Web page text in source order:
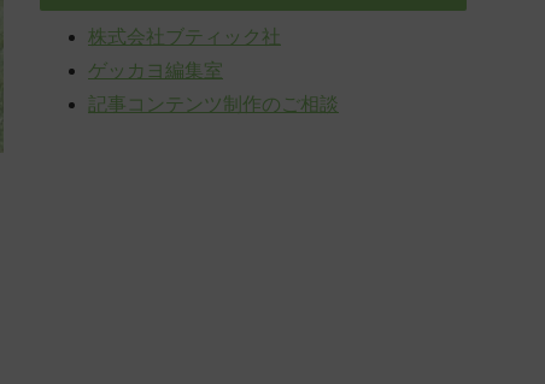
株式会社ブティック社
ゲッカヨ編集室
記事コンテンツ制作のご相談